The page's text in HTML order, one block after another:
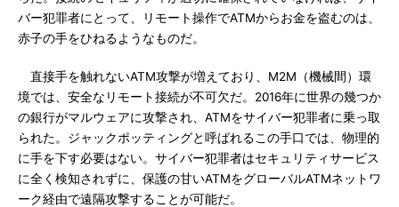
バー犯罪者にとって、リモート操作でATMからお金を盗むのは、
赤子の手をひねるようなものだ。
直接手を触れないATM攻撃が増えており、M2M（機械間）環
境では、安全なリモート接続が不可欠だ。2016年に世界の幾つか
の銀行がマルウェアに攻撃され、ATMをサイバー犯罪者に乗っ取
られた。ジャックポッティングと呼ばれるこの手口では、物理的
に手を下す必要はない。サイバー犯罪者はセキュリティサービス
に全く検知されずに、保護の甘いATMをグローバルATMネットワ
ーク経由で遠隔攻撃することが可能だ。